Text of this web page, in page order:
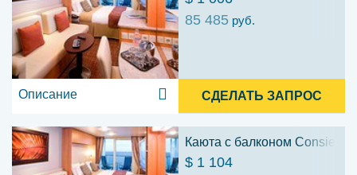
85 485 руб.
Описание СДЕЛАТЬ ЗАПРОС
Каюта с балконом
$ 1 104